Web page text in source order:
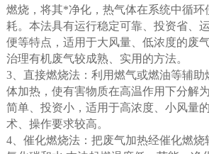
燃烧，将其*净化，热气体在系统中循环
耗。本法具有运行稳定可靠、投资省、
便等特点，适用于大风量、低浓度的废
治理有机废气较成熟、实用的方法。
3、直接燃烧法：利用燃气或燃油等辅
体加热，使有害物质在高温作用下分解
简单、投资小，适用于高浓度、小风量
术、操作要求较高。
4、催化燃烧法：把废气加热经催化燃烧